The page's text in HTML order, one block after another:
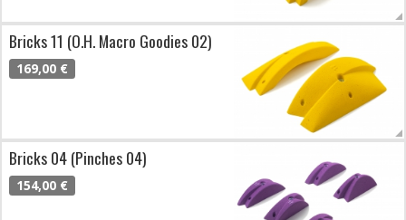
Bricks 11 (O.H. Macro Goodies 02)
169,00 €
Bricks 04 (Pinches 04)
154,00 €